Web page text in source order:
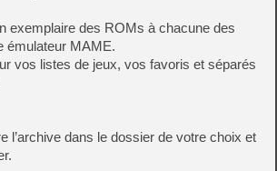
exemplaire des ROMs à chacune des
émulateur MAME.
vos listes de jeux, vos favoris et séparés
l’archive dans le dossier de votre choix et